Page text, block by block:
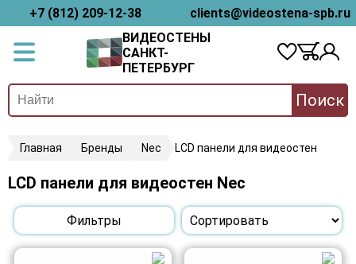
+7 (812) 209-12-38
clients@videostena-spb.ru
ВИДЕОСТЕНЫ
САНКТ-
ПЕТЕРБУРГ
Поиск
Главная Бренды Nec LCD панели для видеостен
LCD панели для видеостен Nec
Фильтры